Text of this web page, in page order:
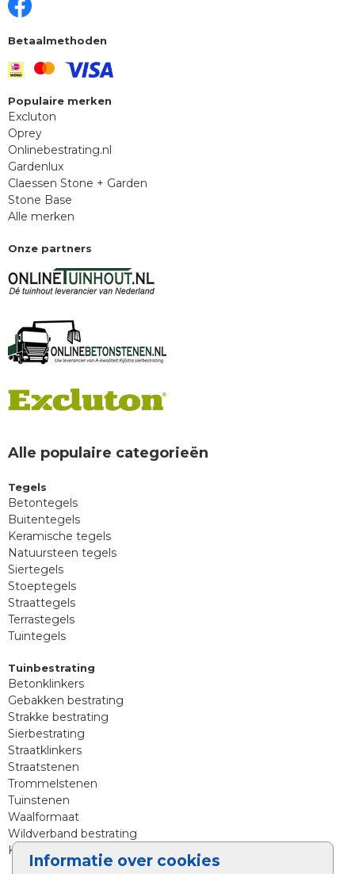
Informatie over cookies
Betaalmethoden
Populaire merken
Excluton
Oprey
Onlinebestrating.nl
Gardenlux
Claessen Stone + Garden
Stone Base
Alle merken
Onze partners
Alle populaire categorieën
Tegels
Betontegels
Buitentegels
Keramische tegels
Natuursteen tegels
Siertegels
Stoeptegels
Straattegels
Terrastegels
Tuintegels
Tuinbestrating
Betonklinkers
Gebakken bestrating
Strakke bestrating
Sierbestrating
Straatklinkers
Straatstenen
Trommelstenen
Tuinstenen
Waalformaat
Wildverband bestrating
Kingstones